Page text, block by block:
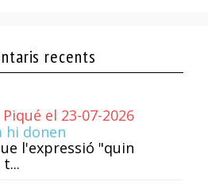
recents
el 23-07-2026
hi donen
l'expressió "quin